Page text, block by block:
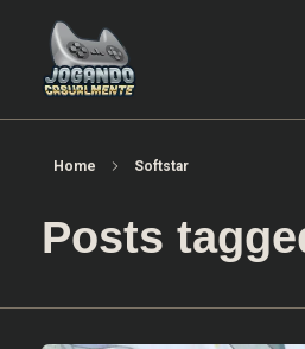
Home Softstar
Posts